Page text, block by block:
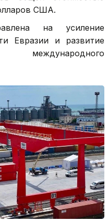
США.
на усиление
Евразии и развитие
международного